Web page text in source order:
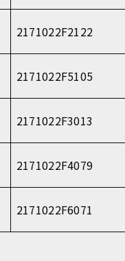
2171022F2122
2171022F5105
2171022F3013
2171022F4079
2171022F6071